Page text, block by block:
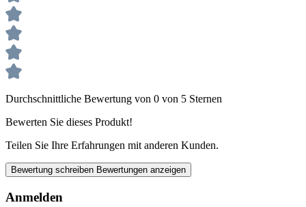
Durchschnittliche Bewertung von 0 von 5 Sternen
Bewerten Sie dieses Produkt!
Teilen Sie Ihre Erfahrungen mit anderen Kunden.
Bewertung schreiben Bewertungen anzeigen
Anmelden